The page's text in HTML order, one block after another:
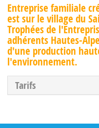
Entreprise familiale
est sur le village du
Trophées de
adhérents Hautes-
d'une production
l'environnement.
Tarifs